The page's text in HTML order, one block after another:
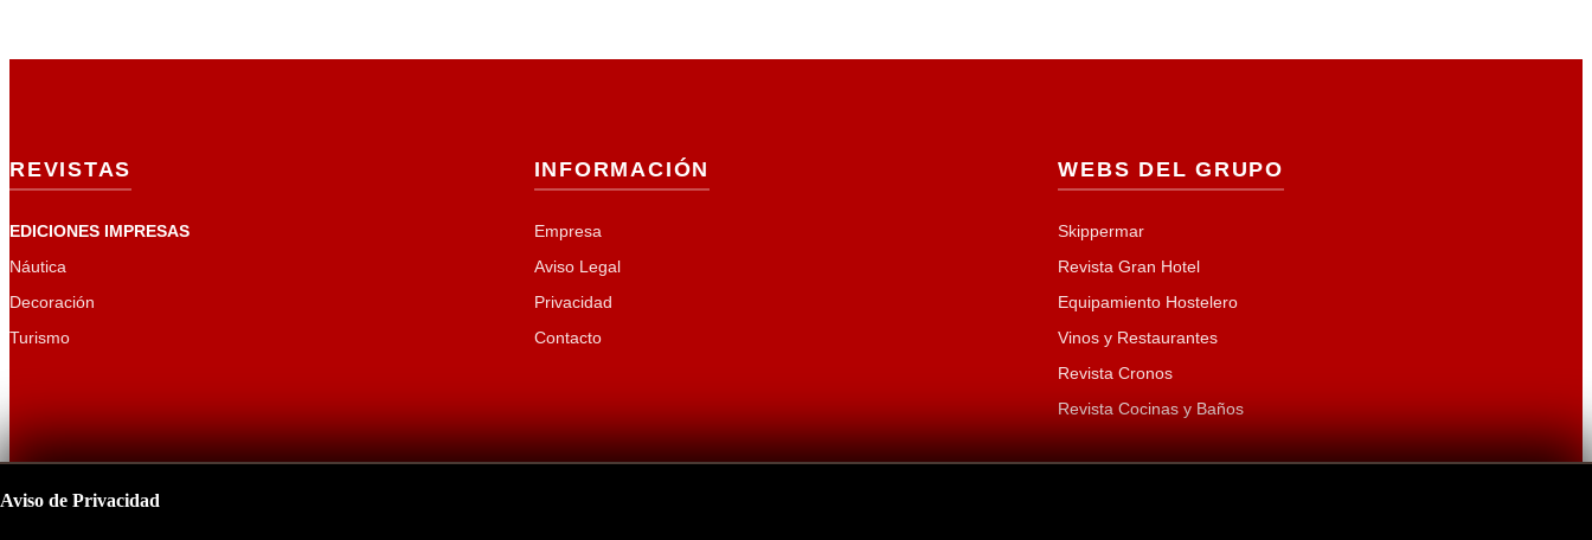
REVISTAS
EDICIONES IMPRESAS
Náutica
Decoración
Turismo
INFORMACIÓN
Empresa
Aviso Legal
Privacidad
Contacto
WEBS DEL GRUPO
Skippermar
Revista Gran Hotel
Equipamiento Hostelero
Vinos y Restaurantes
Revista Cronos
Revista Cocinas y Baños
Aviso de Privacidad